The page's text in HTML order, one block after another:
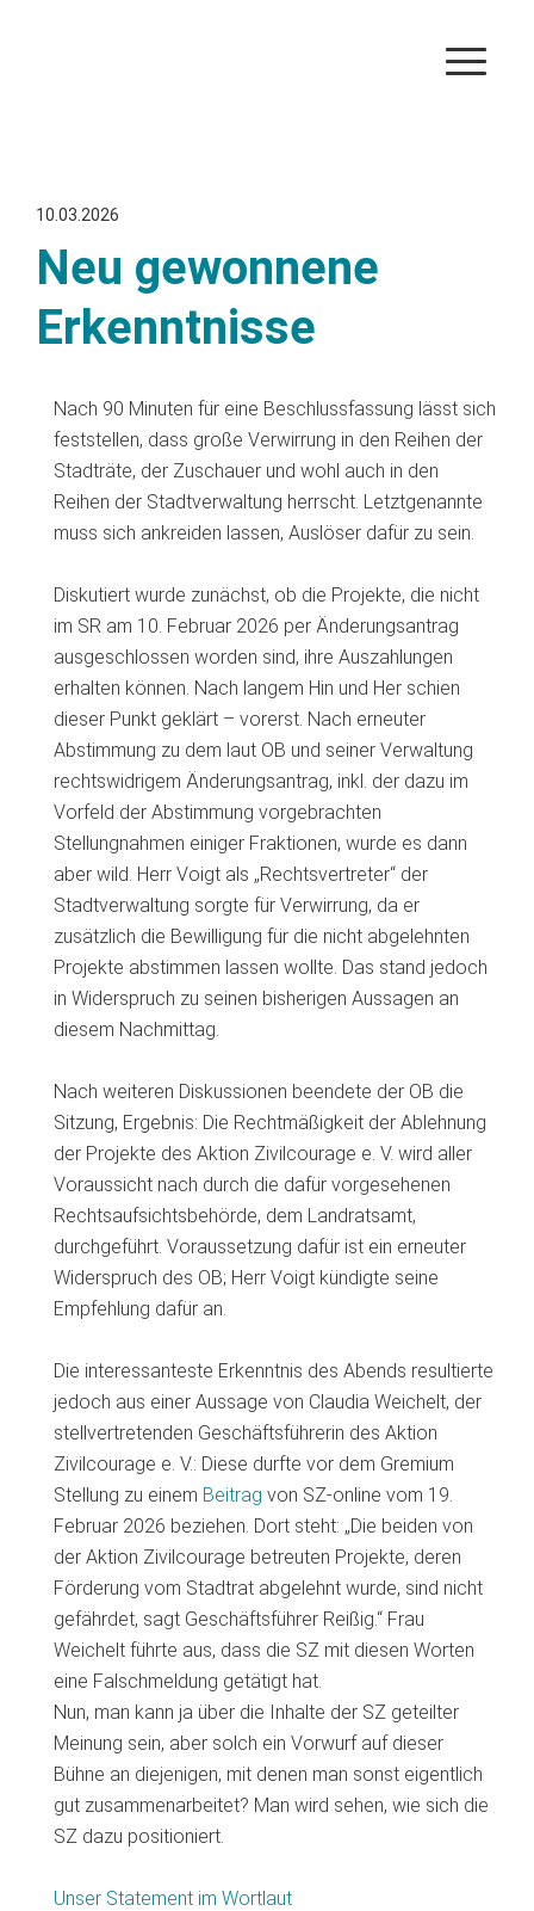
10.03.2026
Neu gewonnene
Erkenntnisse
Nach 90 Minuten für eine Beschlussfassung lässt sich
feststellen, dass große Verwirrung in den Reihen der
Stadträte, der Zuschauer und wohl auch in den
Reihen der Stadtverwaltung herrscht. Letztgenannte
muss sich ankreiden lassen, Auslöser dafür zu sein.
Diskutiert wurde zunächst, ob die Projekte, die nicht
im SR am 10. Februar 2026 per Änderungsantrag
ausgeschlossen worden sind, ihre Auszahlungen
erhalten können. Nach langem Hin und Her schien
dieser Punkt geklärt – vorerst. Nach erneuter
Abstimmung zu dem laut OB und seiner Verwaltung
rechtswidrigem Änderungsantrag, inkl. der dazu im
Vorfeld der Abstimmung vorgebrachten
Stellungnahmen einiger Fraktionen, wurde es dann
aber wild. Herr Voigt als „Rechtsvertreter“ der
Stadtverwaltung sorgte für Verwirrung, da er
zusätzlich die Bewilligung für die nicht abgelehnten
Projekte abstimmen lassen wollte. Das stand jedoch
in Widerspruch zu seinen bisherigen Aussagen an
diesem Nachmittag.
Nach weiteren Diskussionen beendete der OB die
Sitzung, Ergebnis: Die Rechtmäßigkeit der Ablehnung
der Projekte des Aktion Zivilcourage e. V. wird aller
Voraussicht nach durch die dafür vorgesehenen
Rechtsaufsichtsbehörde, dem Landratsamt,
durchgeführt. Voraussetzung dafür ist ein erneuter
Widerspruch des OB; Herr Voigt kündigte seine
Empfehlung dafür an.
Die interessanteste Erkenntnis des Abends resultierte
jedoch aus einer Aussage von Claudia Weichelt, der
stellvertretenden Geschäftsführerin des Aktion
Zivilcourage e. V.: Diese durfte vor dem Gremium
Stellung zu einem Beitrag von SZ-online vom 19.
Februar 2026 beziehen. Dort steht: „Die beiden von
der Aktion Zivilcourage betreuten Projekte, deren
Förderung vom Stadtrat abgelehnt wurde, sind nicht
gefährdet, sagt Geschäftsführer Reißig.“ Frau
Weichelt führte aus, dass die SZ mit diesen Worten
eine Falschmeldung getätigt hat.
Nun, man kann ja über die Inhalte der SZ geteilter
Meinung sein, aber solch ein Vorwurf auf dieser
Bühne an diejenigen, mit denen man sonst eigentlich
gut zusammenarbeitet? Man wird sehen, wie sich die
SZ dazu positioniert.
Unser Statement im Wortlaut